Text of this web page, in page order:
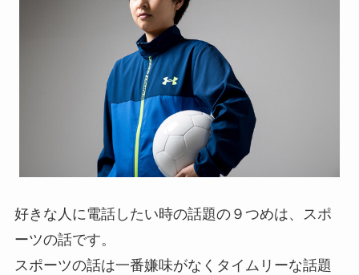
好きな人に電話したい時の話題の９つめは、スポ
ーツの話です。
スポーツの話は一番嫌味がなくタイムリーな話題